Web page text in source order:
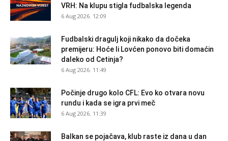
VRH: Na klupu stigla fudbalska legenda
6 Aug 2026. 12:09
Fudbalski dragulj koji nikako da dočeka
premijeru: Hoće li Lovćen ponovo biti domaćin
daleko od Cetinja?
6 Aug 2026. 11:49
Počinje drugo kolo CFL: Evo ko otvara novu
rundu i kada se igra prvi meč
6 Aug 2026. 11:39
Balkan se pojačava, klub raste iz dana u dan